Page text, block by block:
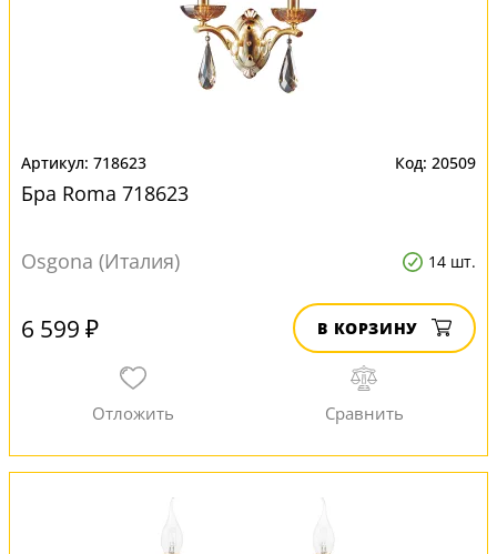
718623 20509
Бра Roma 718623
Osgona (Италия) 14 шт.
6 599 ₽ В КОРЗИНУ